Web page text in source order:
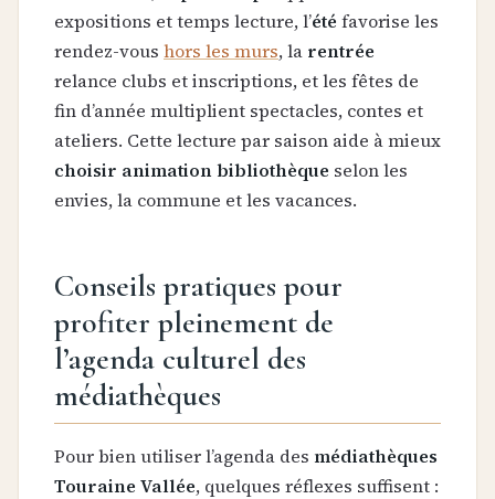
expositions et temps lecture, l’été favorise les
rendez-vous hors les murs, la rentrée
relance clubs et inscriptions, et les fêtes de
fin d’année multiplient spectacles, contes et
ateliers. Cette lecture par saison aide à mieux
choisir animation bibliothèque selon les
envies, la commune et les vacances.
Conseils pratiques pour
profiter pleinement de
l’agenda culturel des
médiathèques
Pour bien utiliser l’agenda des médiathèques
Touraine Vallée, quelques réflexes suffisent :